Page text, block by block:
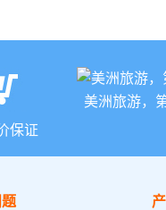
保证
美洲旅游，